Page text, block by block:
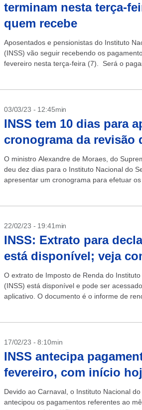
terminam nesta terça-
quem recebe
Aposentados e pensionistas do Instituto
(INSS) vão seguir recebendo os
fevereiro nesta terça-feira (7). Será o
03/03/23 - 12:45min
INSS tem 10 dias para
cronograma da revisão
O ministro Alexandre de Moraes, do
deu dez dias para o Instituto Nacional do
apresentar um cronograma para efetuar
22/02/23 - 19:41min
INSS: Extrato para
está disponível; veja
O extrato de Imposto de Renda do
(INSS) está disponível e pode ser
aplicativo. O documento é o informe de
17/02/23 - 8:10min
INSS antecipa
fevereiro, com início
Devido ao Carnaval, o Instituto Nacional
antecipou os pagamentos referentes ao